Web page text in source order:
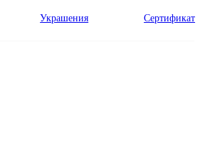
Украшения Сертификат